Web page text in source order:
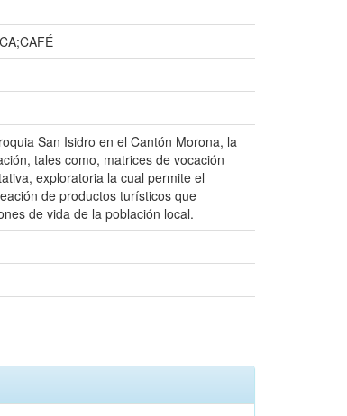
San Isidro en el Cantón Morona, la
tales como, matrices de vocación
exploratoria la cual permite el
de productos turísticos que
de vida de la población local.